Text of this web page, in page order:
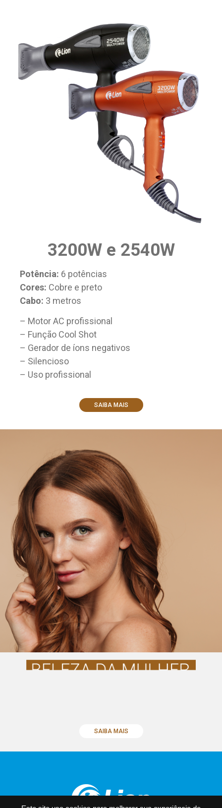
3200W e 2540W
Potência: 6 potências
Cores: Cobre e preto
Cabo: 3 metros
– Motor AC profissional
– Função Cool Shot
– Gerador de íons negativos
– Silencioso
– Uso profissional
SAIBA MAIS
SAIBA MAIS